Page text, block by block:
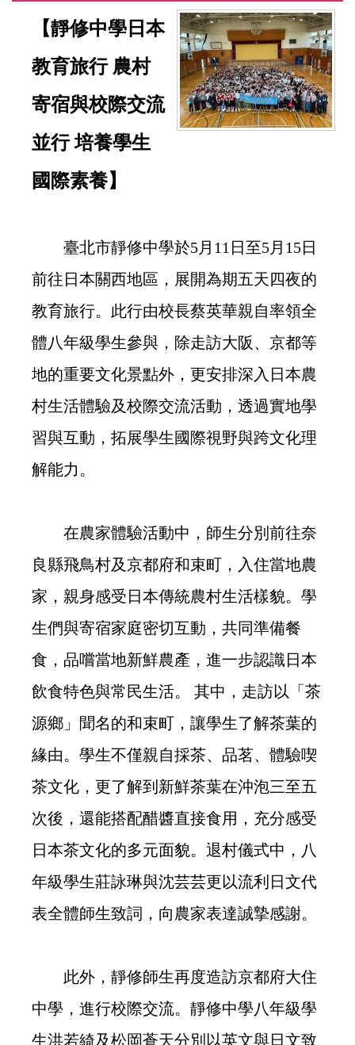
【靜修中學日本
教育旅行 農村
寄宿與校際交流
並行 培養學生
國際素養】
臺北市靜修中學於5月11日至5月15日
前往日本關西地區，展開為期五天四夜的
教育旅行。此行由校長蔡英華親自率領全
體八年級學生參與，除走訪大阪、京都等
地的重要文化景點外，更安排深入日本農
村生活體驗及校際交流活動，透過實地學
習與互動，拓展學生國際視野與跨文化理
解能力。
在農家體驗活動中，師生分別前往奈
良縣飛鳥村及京都府和束町，入住當地農
家，親身感受日本傳統農村生活樣貌。學
生們與寄宿家庭密切互動，共同準備餐
食，品嚐當地新鮮農產，進一步認識日本
飲食特色與常民生活。 其中，走訪以「茶
源鄉」聞名的和束町，讓學生了解茶葉的
緣由。學生不僅親自採茶、品茗、體驗喫
茶文化，更了解到新鮮茶葉在沖泡三至五
次後，還能搭配醋醬直接食用，充分感受
日本茶文化的多元面貌。退村儀式中，八
年級學生莊詠琳與沈芸芸更以流利日文代
表全體師生致詞，向農家表達誠摯感謝。
此外，靜修師生再度造訪京都府大住
中學，進行校際交流。靜修中學八年級學
生洪若綺及松岡蒼天分別以英文與日文致